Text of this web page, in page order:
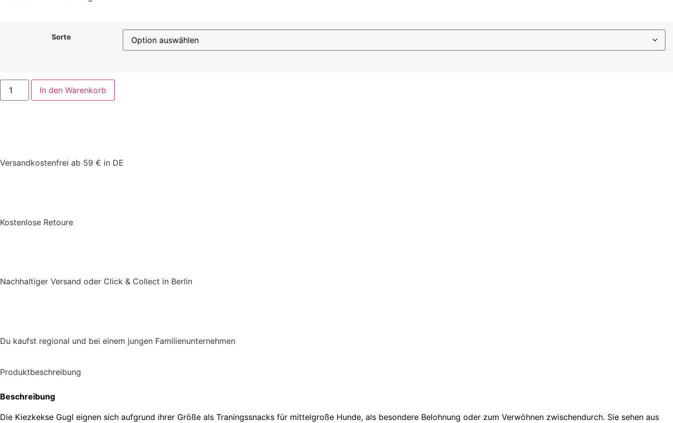
Sorte
In den Warenkorb
Versandkostenfrei ab 59 € in DE
Kostenlose Retoure
Nachhaltiger Versand oder Click & Collect in Berlin
Du kaufst regional und bei einem jungen Familienunternehmen
Produktbeschreibung
Beschreibung
Die Kiezkekse Gugl eignen sich aufgrund ihrer Größe als Traningssnacks für mittelgroße Hunde, als besondere Belohnung oder zum Verwöhnen zwischendurch. Sie sehen aus